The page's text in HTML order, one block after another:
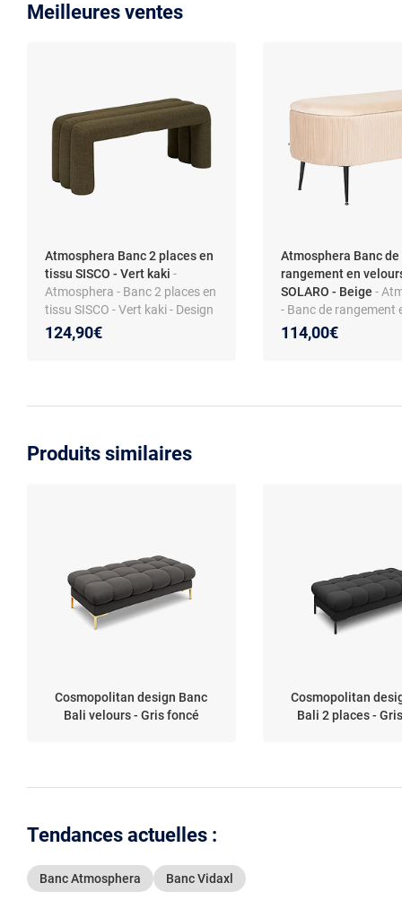
Meilleures ventes
Atmosphera Banc 2 places en
tissu SISCO - Vert kaki -
Atmosphera - Banc 2 places en
tissu SISCO - Vert kaki - Design
124,90€
Atmosphera Banc de
rangement en
SOLARO - Beige -
- Banc de rangement
velours SOLARO -
Design
114,00€
Produits similaires
Cosmopolitan design Banc
Bali velours - Gris foncé
Cosmopolitan
Bali 2 places -
Tendances actuelles :
Banc Atmosphera Banc Vidaxl